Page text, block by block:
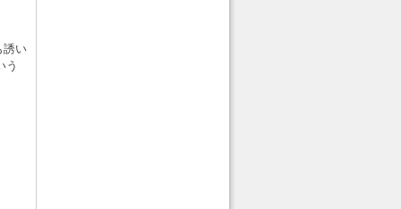
誘い
う